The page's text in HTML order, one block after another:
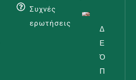
Συχνές
ερωτήσεις
Διατροφή
Όλα Όσα
Πρέπει